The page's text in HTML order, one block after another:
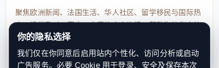
聚焦欧洲新闻、法国生活、华人社区、留学移民与国际热
点，提供及时、真实、实用的中文资讯，帮助海外华人快
速了解欧洲动态。
contact@xinouzhou.com
你的隐私选择
我们仅在你同意后启用站内个性化、访问分析或启动
广告服务。必要 Cookie 用于登录、安全及保存本次